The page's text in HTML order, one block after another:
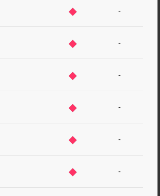
◆ -
◆ -
◆ -
◆ -
◆ -
◆ -